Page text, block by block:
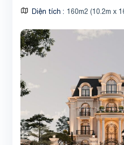
Diện tích 160m2 (10.2m x